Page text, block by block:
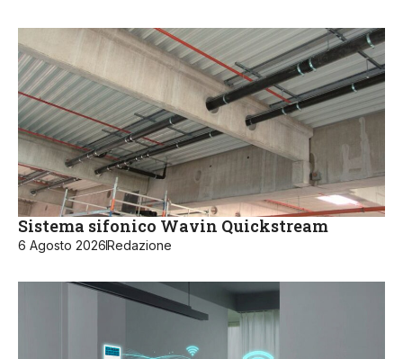
Sistema sifonico Wavin Quickstream
6 Agosto 2026Redazione